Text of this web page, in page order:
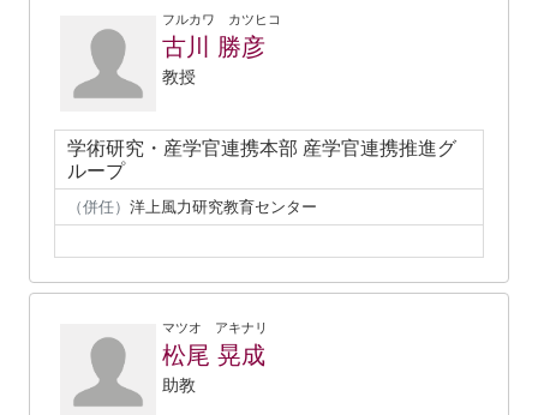
フルカワ カツヒコ
古川 勝彦
教授
学術研究・産学官連携本部 産学官連携推進グ
ループ
（併任） 洋上風力研究教育センター
マツオ アキナリ
松尾 晃成
助教